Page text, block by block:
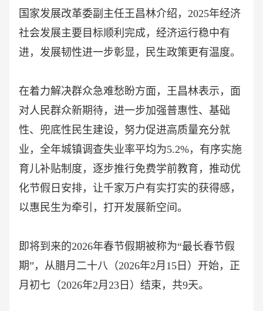
国家发展改革委副主任王昌林介绍， 2025年经济
社会发展主要目标顺利完成，经济运行稳中有
进，发展韧性进一步彰显，民生政策更有温度。
在着力解决群众急难愁盼方面，王昌林表示，面
对人民群众新期待，进一步加强普惠性、基础
性、兜底性民生建设，努力促进高质量充分就
业，全年城镇调查失业率平均为5.2%，有序实施
育儿补贴制度，逐步推行免费学前教育，推动优
化节假日安排，让千家万户有实打实的获得感，
以惠民生为牵引，打开发展新空间。
即将到来的2026年春节假期被称为“最长春节假
期”，从腊月二十八（2026年2月15日）开始，正
月初七（2026年2月23日）结束，共9天。